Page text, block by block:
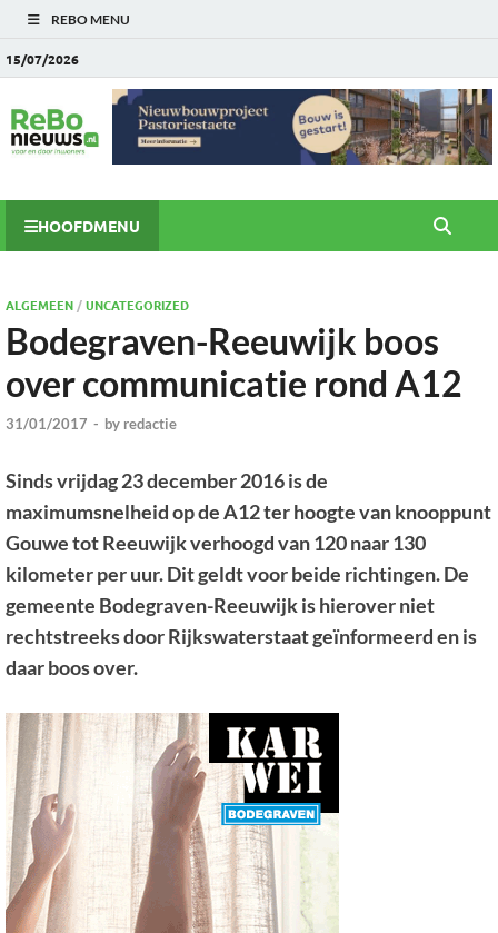
REBO MENU
15/07/2026
HOOFDMENU
ALGEMEEN/UNCATEGORIZED
Bodegraven-Reeuwijk boos
over communicatie rond A12
31/01/2017 - by redactie
Sinds vrijdag 23 december 2016 is de
maximumsnelheid op de A12 ter hoogte van knooppunt
Gouwe tot Reeuwijk verhoogd van 120 naar 130
kilometer per uur. Dit geldt voor beide richtingen. De
gemeente Bodegraven-Reeuwijk is hierover niet
rechtstreeks door Rijkswaterstaat geïnformeerd en is
daar boos over.